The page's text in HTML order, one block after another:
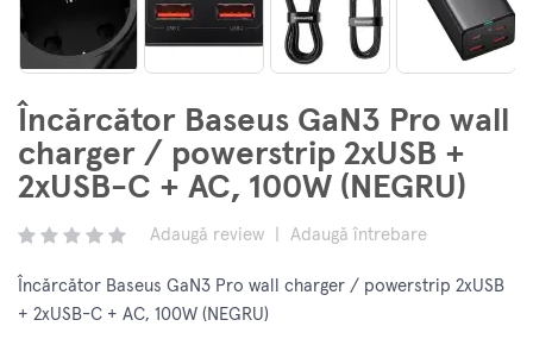
Încărcător Baseus GaN3 Pro wall
charger / powerstrip 2xUSB +
2xUSB-C + AC, 100W (NEGRU)
Adaugă review Adaugă întrebare
Încărcător Baseus GaN3 Pro wall charger / powerstrip 2xUSB
+ 2xUSB-C + AC, 100W (NEGRU)